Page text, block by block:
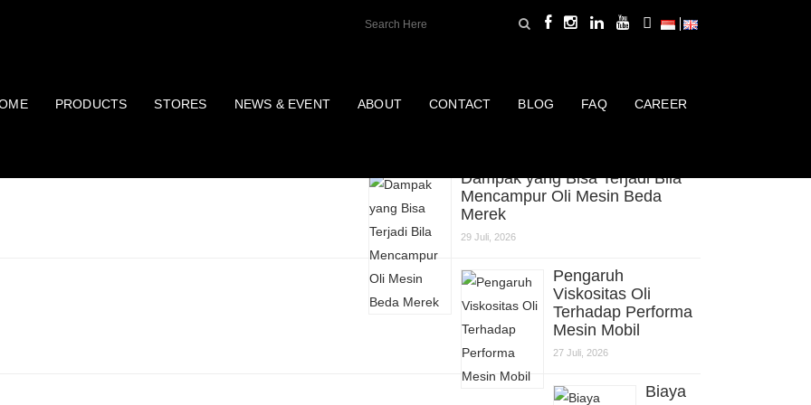
PRODUCTS STORES NEWS & EVENT ABOUT CONTACT BLOG FAQ CAREER
Dampak yang Bisa Terjadi Bila
Mencampur Oli Mesin Beda
Merek
29 Juli, 2026
Pengaruh
Viskositas Oli
Terhadap Performa
Mesin Mobil
27 Juli, 2026
Biaya